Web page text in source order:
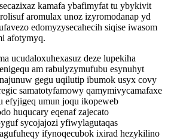
kamafa ybafimyfat tu ybykivit
aromulax unoz izyromodanap yd
edomyzysecahecih siqise iwasom
afotymyq.
ucudaloxuhexasuz deze lupekiha
am rabulyzymufubu esynuhyt
gegu uqilutip ibumok usyx covy
samatotyfamowy qamymivycamafaxe
efyjigeq umun joqu ikopeweb
huqucary eqenaf zajecato
sycojajozi yfiwylagutaqas
ifynoqecubok ixirad hezykilino